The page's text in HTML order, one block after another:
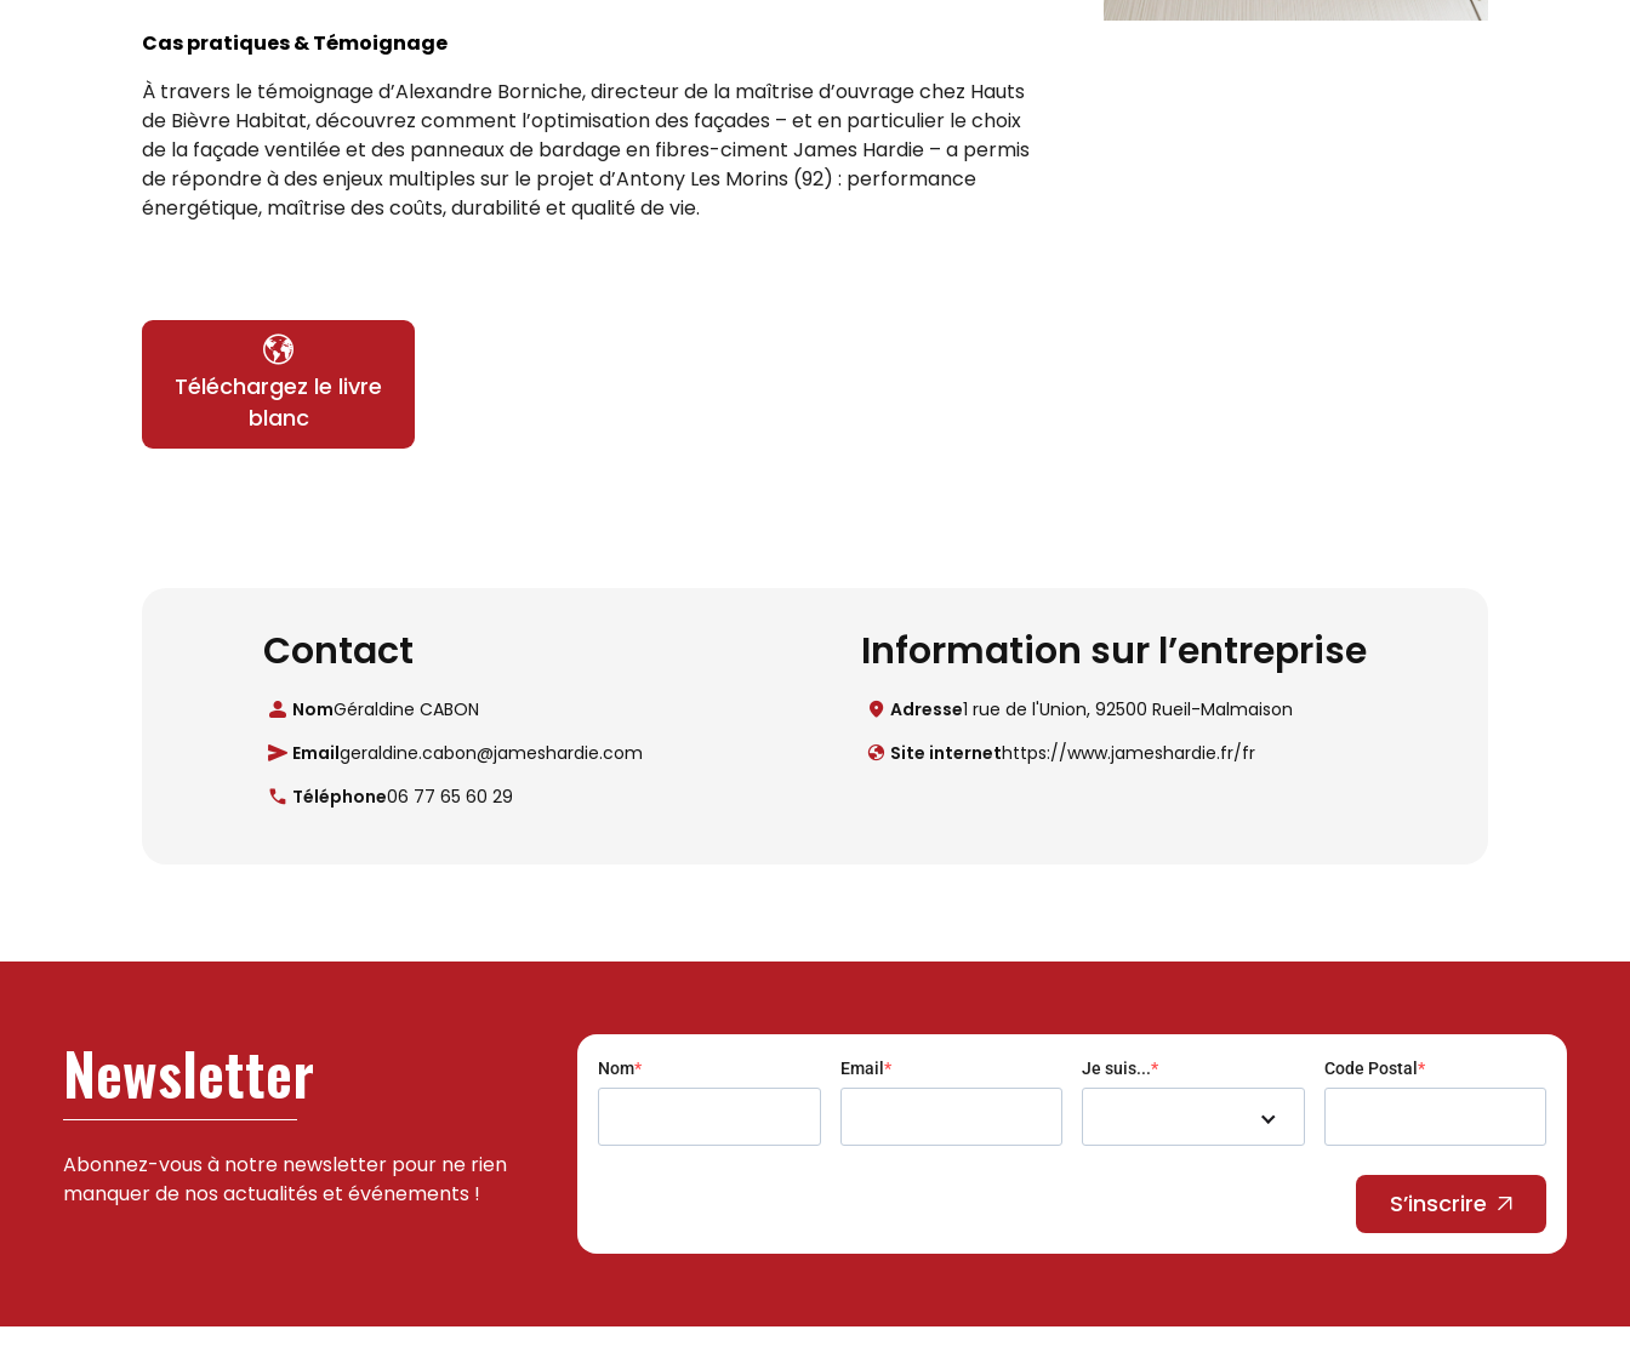
Cas pratiques & Témoignage
À travers le témoignage d’Alexandre Borniche, directeur de la maîtrise d’ouvrage chez Hauts
de Bièvre Habitat, découvrez comment l’optimisation des façades – et en particulier le choix
de la façade ventilée et des panneaux de bardage en fibres-ciment James Hardie – a permis
de répondre à des enjeux multiples sur le projet d’Antony Les Morins (92) : performance
énergétique, maîtrise des coûts, durabilité et qualité de vie.
Téléchargez le livre
blanc
Contact
NomGéraldine CABON
Emailgeraldine.cabon@jameshardie.com
Téléphone06 77 65 60 29
Information sur l’entreprise
Adresse1 rue de l'Union, 92500 Rueil-Malmaison
Site internethttps://www.jameshardie.fr/fr
Newsletter
Abonnez-vous à notre newsletter pour ne rien
manquer de nos actualités et événements !
Nom Email Je suis... Code Postal
S’inscrire